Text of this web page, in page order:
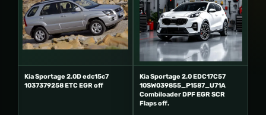
Kia Sportage 2.0D edc15c7
1037379258 ETC EGR off
Kia Sportage 2.0 EDC17C57
10SW039855_P1587_U71A
Combiloader DPF EGR SCR
Flaps off.